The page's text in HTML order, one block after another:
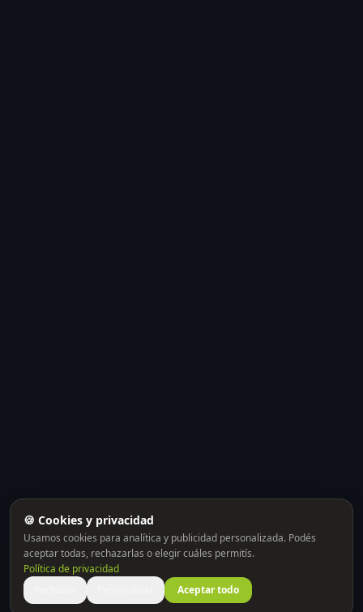
🍪 Cookies y privacidad
Usamos cookies para analítica y publicidad personalizada. Podés
aceptar todas, rechazarlas o elegir cuáles permitís.
Política de privacidad
Aceptar todo